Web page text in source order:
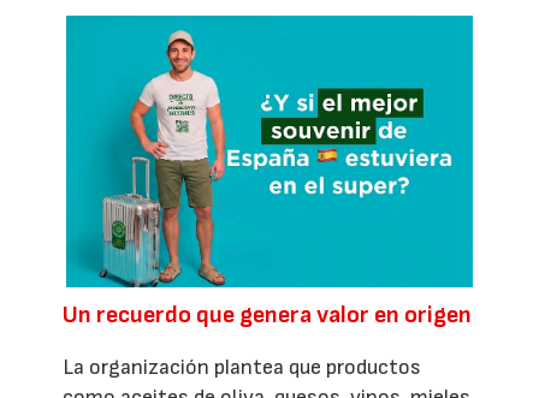
Un recuerdo que genera valor en origen
La organización plantea que productos